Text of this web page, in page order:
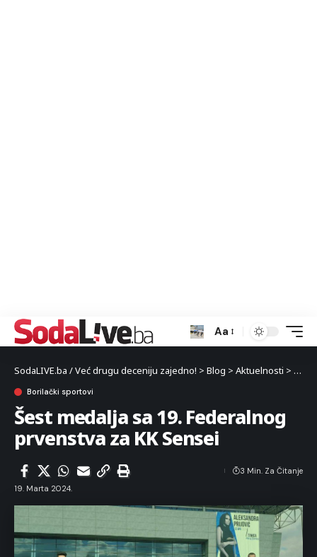
Aa
SodaLIVE.ba / Već drugu deceniju zajedno! > Blog > Aktuelnosti > Sport
Borilački sportovi
Šest medalja sa 19. Federalnog
prvenstva za KK Sensei
19. Marta 2024.
3 Min. Za Čitanje